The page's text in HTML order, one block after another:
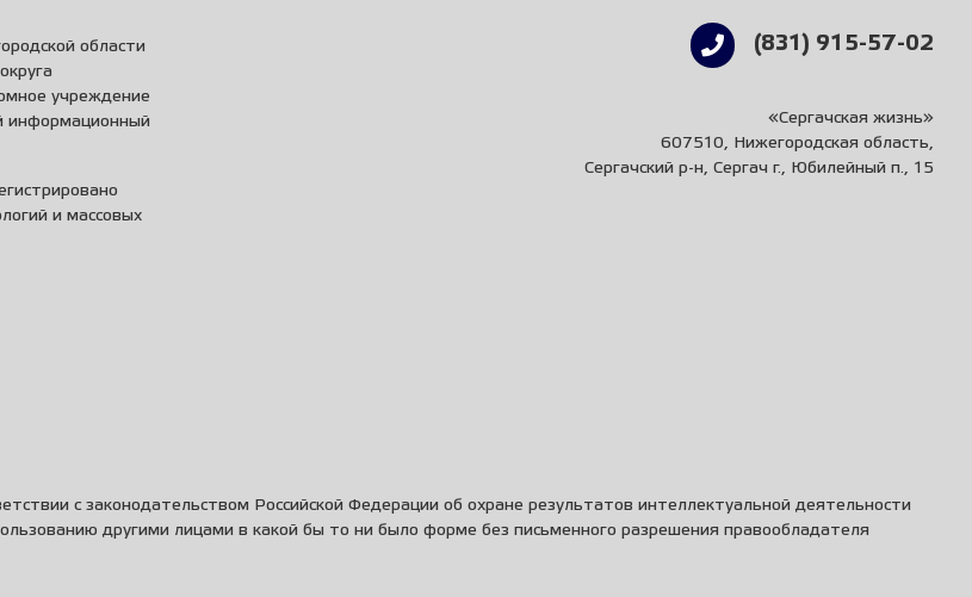
области
учреждение
информационный
и массовых
(831) 915-57-02
«Сергачская жизнь»
607510, Нижегородская область,
Сергачский р-н, Сергач г., Юбилейный п., 15
с законодательством Российской Федерации об охране результатов интеллектуальной деятельности
другими лицами в какой бы то ни было форме без письменного разрешения правообладателя